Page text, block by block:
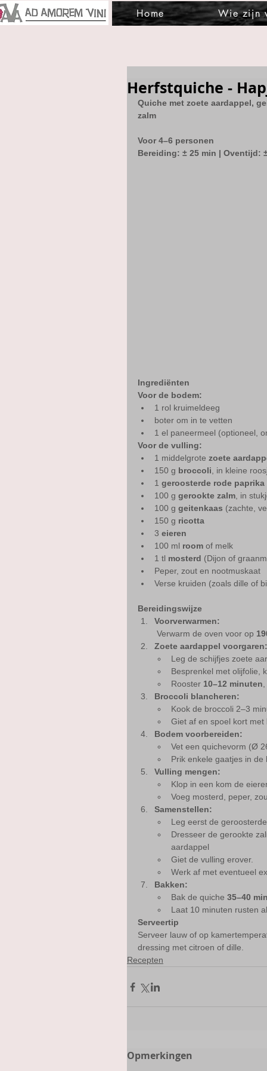
Home Wie zijn
Herfstquiche -
Quiche met zoete aardappel,
zalm
Voor 4–6 personen
Bereiding: ± 25 min | Oventijd:
Ingrediënten
Voor de bodem:
1 rol kruimeldeeg
boter om in te vetten
1 el paneermeel (optioneel,
Voor de vulling:
1 middelgrote zoete
150 g broccoli, in kleine
1 geroosterde rode paprika
100 g gerookte zalm, in
100 g geitenkaas (zachte,
150 g ricotta
3 eieren
100 ml room of melk
1 tl mosterd (Dijon of
Peper, zout en nootmuskaat
Verse kruiden (zoals dille of
Bereidingswijze
Voorverwarmen:
Verwarm de oven voor op
Zoete aardappel voorgaren:
Leg de schijfjes zoete
Besprenkel met olijfolie,
Rooster 10–12 minuten
Broccoli blancheren:
Kook de broccoli 2–3
Giet af en spoel kort
Bodem voorbereiden:
Vet een quichevorm (Ø
Prik enkele gaatjes in
Vulling mengen:
Klop in een kom de
Voeg mosterd, peper,
Samenstellen:
Leg eerst de
Dresseer de gerookte
aardappel
Giet de vulling erover.
Werk af met eventueel
Bakken:
Bak de quiche 35–40
Laat 10 minuten rusten
Serveertip
Serveer lauw of op
dressing met citroen of dille.
Recepten
Opmerkingen